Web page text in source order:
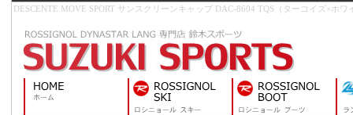
DESCENTE MOVE SPORT サンスクリーンキャップ DAC-8604 TQS（ターコイズ×ホワ